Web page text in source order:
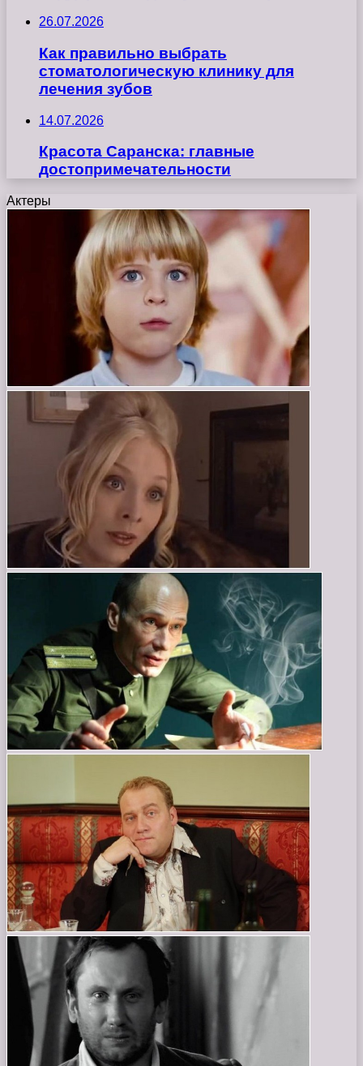
26.07.2026
Как правильно выбрать
стоматологическую клинику для
лечения зубов
14.07.2026
Красота Саранска: главные
достопримечательности
Актеры